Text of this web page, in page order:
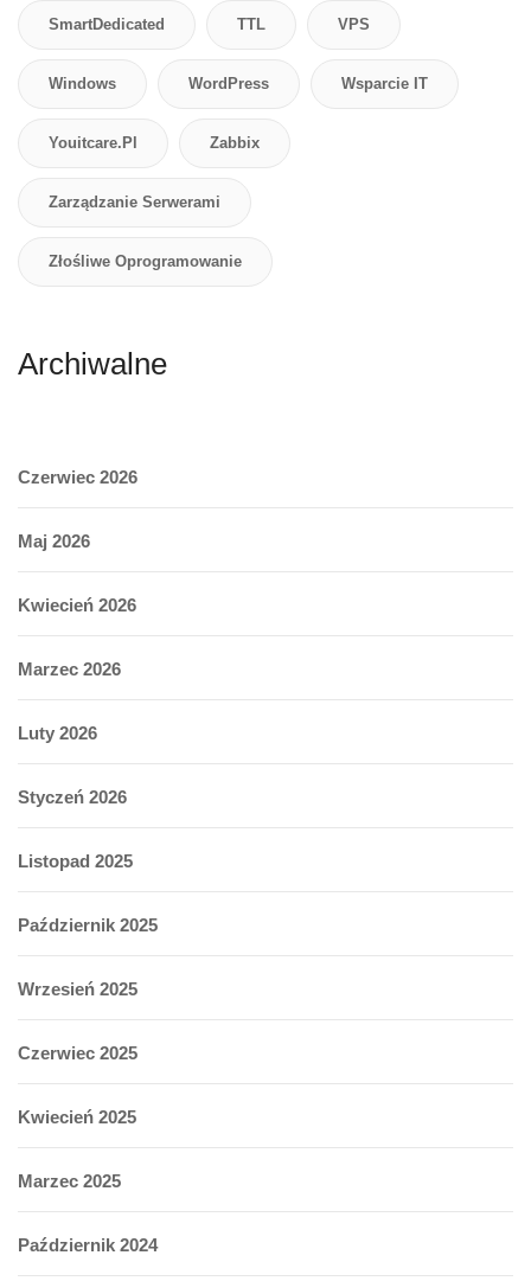
SmartDedicated TTL VPS
Windows WordPress Wsparcie IT
Youitcare.pl Zabbix
Zarządzanie Serwerami
Złośliwe Oprogramowanie
Archiwalne
Czerwiec 2026
Maj 2026
Kwiecień 2026
Marzec 2026
Luty 2026
Styczeń 2026
Listopad 2025
Październik 2025
Wrzesień 2025
Czerwiec 2025
Kwiecień 2025
Marzec 2025
Październik 2024